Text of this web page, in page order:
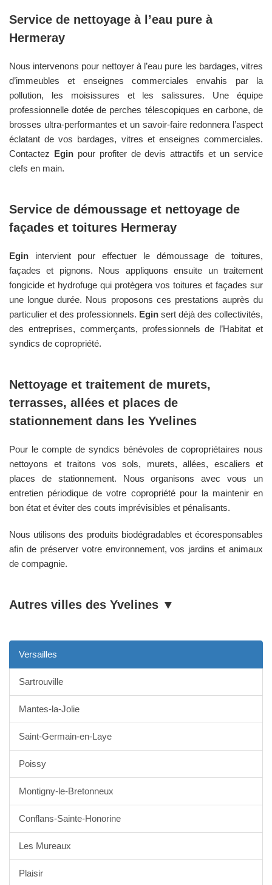
Service de nettoyage à l’eau pure à
Hermeray
Nous intervenons pour nettoyer à l’eau pure les bardages, vitres
d’immeubles et enseignes commerciales envahis par la
pollution, les moisissures et les salissures. Une équipe
professionnelle dotée de perches télescopiques en carbone, de
brosses ultra-performantes et un savoir-faire redonnera l’aspect
éclatant de vos bardages, vitres et enseignes commerciales.
Contactez Eginpour profiter de devis attractifs et un service
clefs en main.
Service de démoussage et nettoyage de
façades et toitures Hermeray
Egin intervient pour effectuer le démoussage de toitures,
façades et pignons. Nous appliquons ensuite un traitement
fongicide et hydrofuge qui protègera vos toitures et façades sur
une longue durée. Nous proposons ces prestations auprès du
particulier et des professionnels. Egin sert déjà des collectivités,
des entreprises, commerçants, professionnels de l’Habitat et
syndics de copropriété.
Nettoyage et traitement de murets,
terrasses, allées et places de
stationnement dans les Yvelines
Pour le compte de syndics bénévoles de copropriétaires nous
nettoyons et traitons vos sols, murets, allées, escaliers et
places de stationnement. Nous organisons avec vous un
entretien périodique de votre copropriété pour la maintenir en
bon état et éviter des couts imprévisibles et pénalisants.
Nous utilisons des produits biodégradables et écoresponsables
afin de préserver votre environnement, vos jardins et animaux
de compagnie.
Autres villes des Yvelines ▼
Versailles
Sartrouville
Mantes-la-Jolie
Saint-Germain-en-Laye
Poissy
Montigny-le-Bretonneux
Conflans-Sainte-Honorine
Les Mureaux
Plaisir